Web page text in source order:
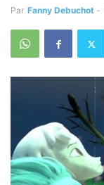
Par Fanny Debuchot -